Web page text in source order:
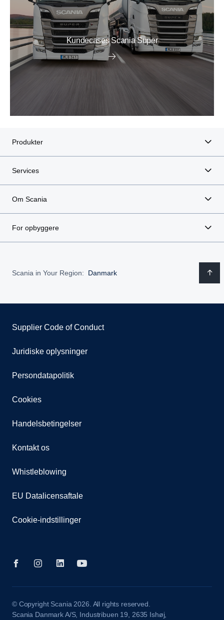
Kundecases Scania Super
Produkter
Services
Om Scania
For opbyggere
Scania in Your Region: Danmark
Supplier Code of Conduct
Juridiske oplysninger
Persondatapolitik
Cookies
Handelsbetingelser
Kontakt os
Whistleblowing
EU Datalicensaftale
Cookie-indstillinger
© Copyright Scania 2026. All rights reserved.
Scania Danmark A/S, Industribuen 19, 2635 Ishøj,